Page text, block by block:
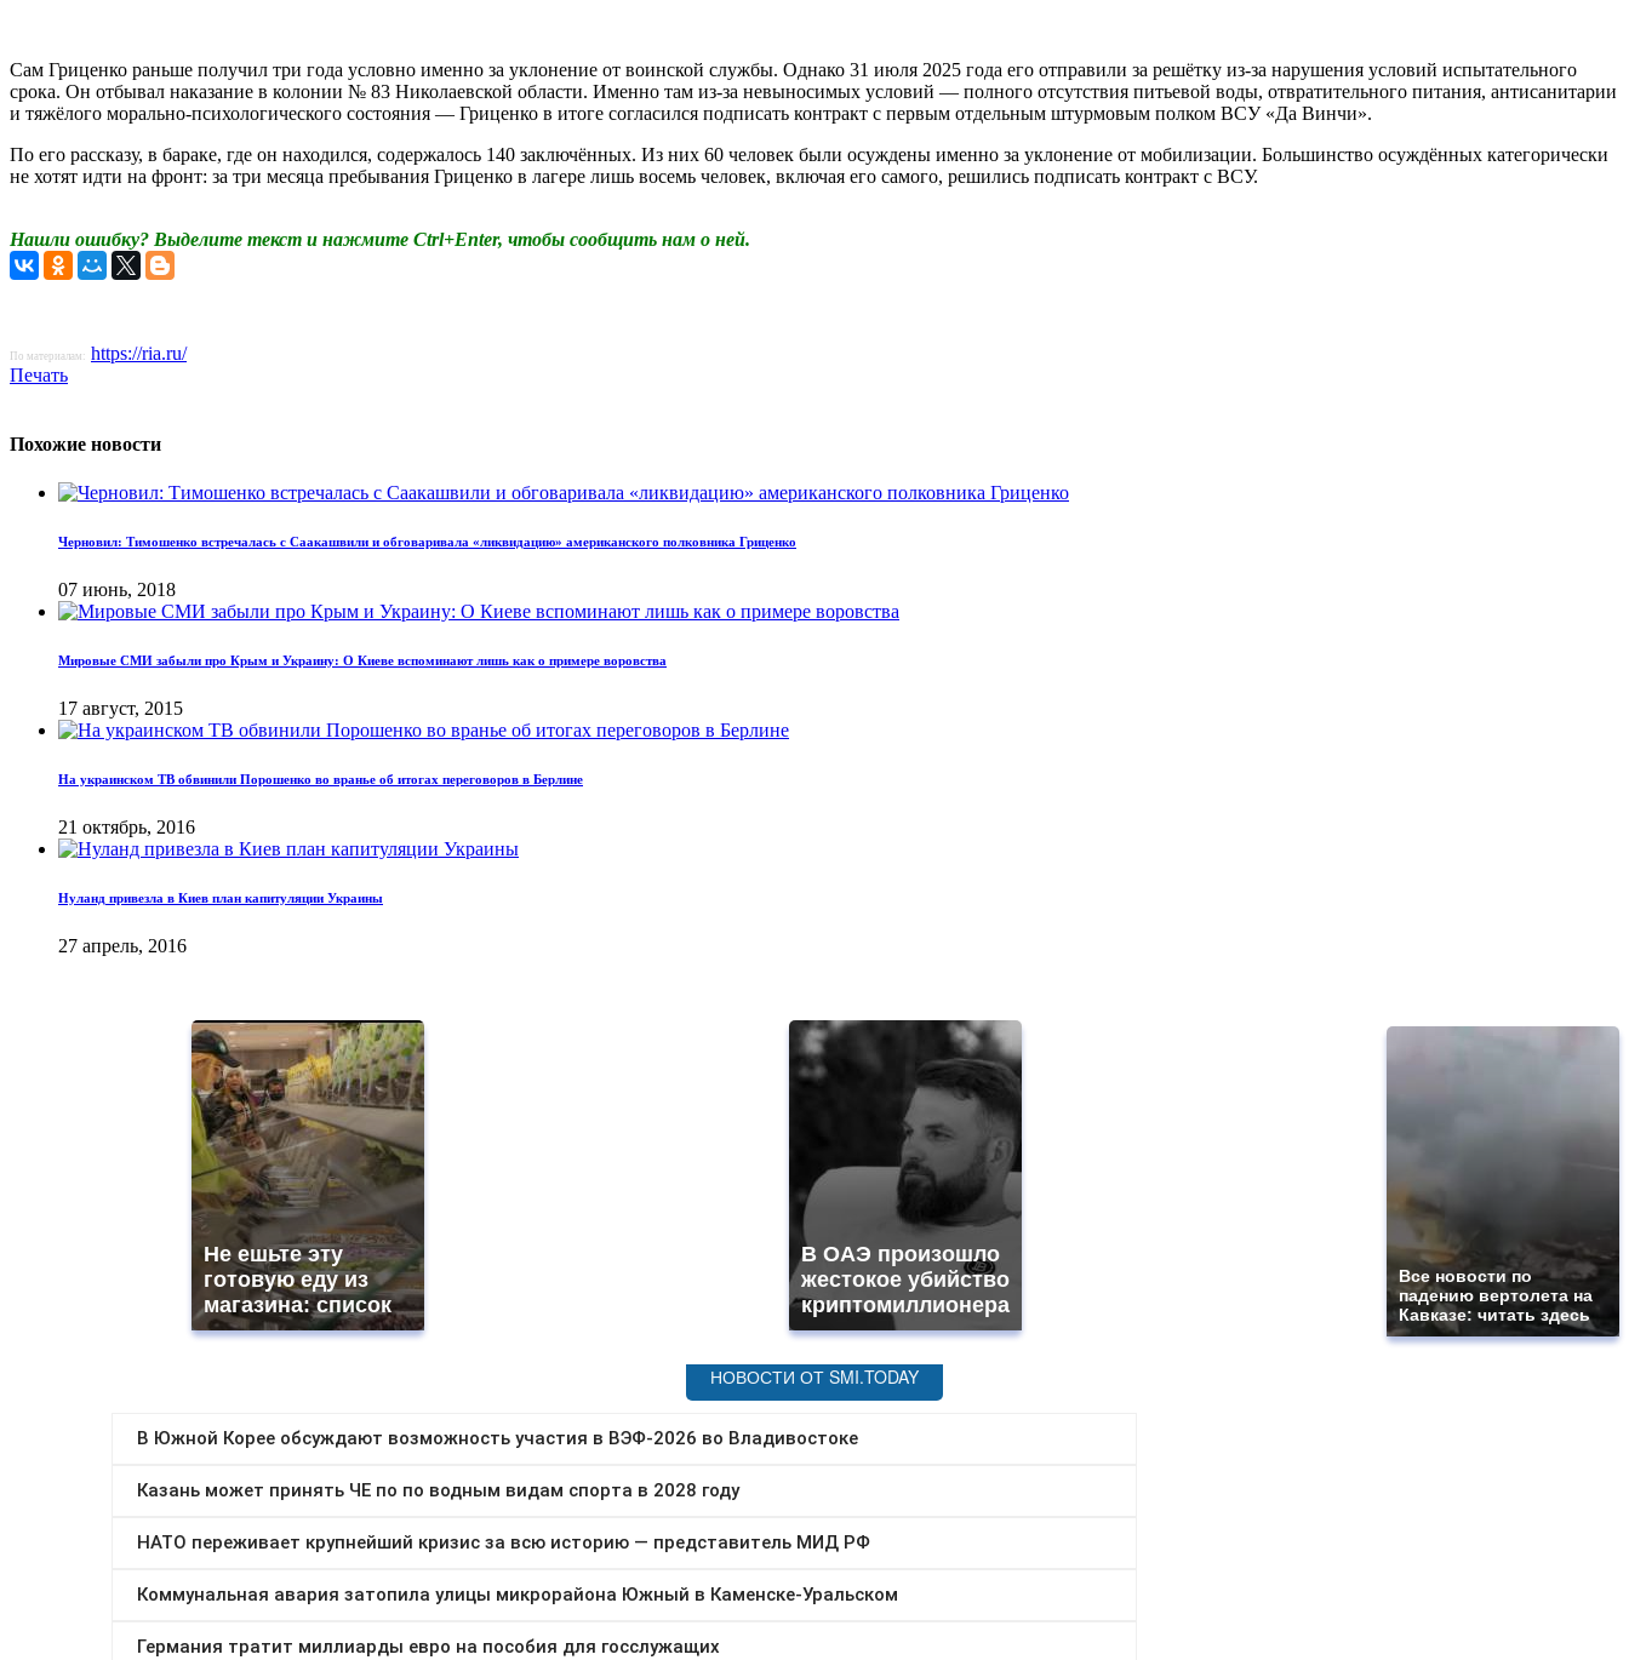
Сам Гриценко раньше получил три года условно именно за уклонение от воинской службы. Однако 31 июля 2025 года его отправили за решётку из-за нарушения условий испытательного
срока. Он отбывал наказание в колонии № 83 Николаевской области. Именно там из-за невыносимых условий — полного отсутствия питьевой воды, отвратительного питания, антисанитарии
и тяжёлого морально-психологического состояния — Гриценко в итоге согласился подписать контракт с первым отдельным штурмовым полком ВСУ «Да Винчи».
По его рассказу, в бараке, где он находился, содержалось 140 заключённых. Из них 60 человек были осуждены именно за уклонение от мобилизации. Большинство осуждённых категорически
не хотят идти на фронт: за три месяца пребывания Гриценко в лагере лишь восемь человек, включая его самого, решились подписать контракт с ВСУ.
Нашли ошибку? Выделите текст и нажмите Ctrl+Enter, чтобы сообщить нам о ней.
По материалам: https://ria.ru/
Печать
Похожие новости
Черновил: Тимошенко встречалась с Саакашвили и обговаривала «ликвидацию» американского полковника Гриценко
07 июнь, 2018
Мировые СМИ забыли про Крым и Украину: О Киеве вспоминают лишь как о примере воровства
17 август, 2015
На украинском ТВ обвинили Порошенко во вранье об итогах переговоров в Берлине
21 октябрь, 2016
Нуланд привезла в Киев план капитуляции Украины
27 апрель, 2016
Не ешьте эту
готовую еду из
магазина: список
В ОАЭ произошло
жестокое убийство
криптомиллионера
Все новости по
падению вертолета на
Кавказе: читать здесь